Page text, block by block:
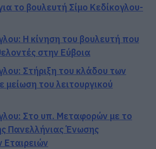
το βουλευτή Σίμο Κεδίκογλου-
Η κίνηση του βουλευτή που
στην Εύβοια
Στήριξη του κλάδου των
μείωση του λειτουργικού
Στο υπ. Μεταφορών με το
Πανελλήνιας Ένωσης